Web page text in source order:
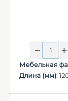
Мебельная
Длина (мм):